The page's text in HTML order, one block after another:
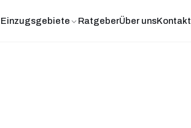
Einzugsgebiete RatgeberÜber unsKontakt